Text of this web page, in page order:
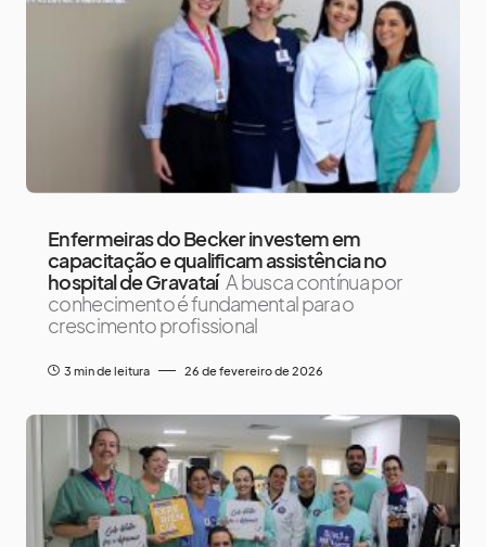
Enfermeiras do Becker investem em
capacitação e qualificam assistência no
hospital de Gravataí A busca contínua por
conhecimento é fundamental para o
crescimento profissional
3 min de leitura 26 de fevereiro de 2026